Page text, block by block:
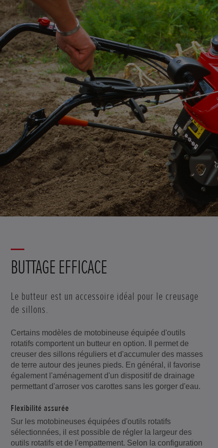
BUTTAGE EFFICACE
Le butteur est un accessoire idéal pour le creusage
de sillons.
Certains modèles de motobineuse équipée d'outils
rotatifs comportent un butteur en option. Il permet de
creuser des sillons réguliers et d'accumuler des masses
de terre autour des jeunes pieds. En général, il favorise
également l'aménagement d'un dispositif de drainage
permettant d'arroser vos carottes sans les gorger d'eau.
Flexibilité assurée
Sur les motobineuses équipées d'outils rotatifs
sélectionnées, il est possible de régler la largeur des
outils rotatifs et de l'empattement. Selon la configuration